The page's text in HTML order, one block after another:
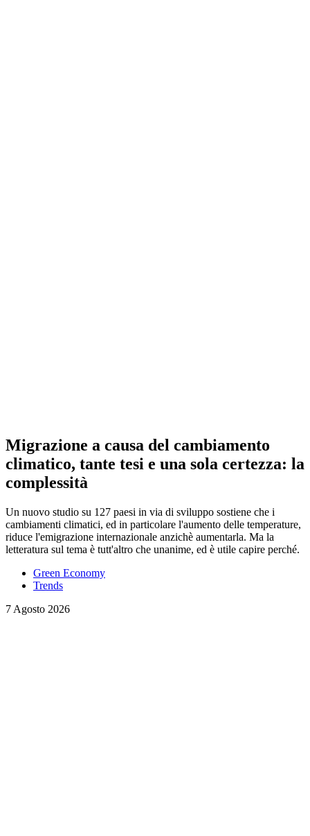
Migrazione a causa del cambiamento
climatico, tante tesi e una sola certezza: la
complessità
Un nuovo studio su 127 paesi in via di sviluppo sostiene che i
cambiamenti climatici, ed in particolare l'aumento delle temperature,
riduce l'emigrazione internazionale anzichè aumentarla. Ma la
letteratura sul tema è tutt'altro che unanime, ed è utile capire perché.
Green Economy
Trends
7 Agosto 2026